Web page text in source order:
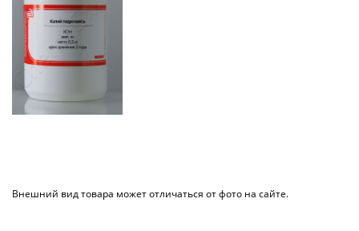
Внешний вид товара может отличаться от фото на сайте.